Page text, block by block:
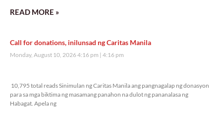
READ MORE »
Call for donations, inilunsad ng Caritas Manila
Monday, August 10, 2026 4:16 pm 4:16 pm
10,795 total reads Sinimulan ng Caritas Manila ang pangnagalap ng donasyon
para sa mga biktima ng masamang panahon na dulot ng pananalasa ng
Habagat. Apela ng